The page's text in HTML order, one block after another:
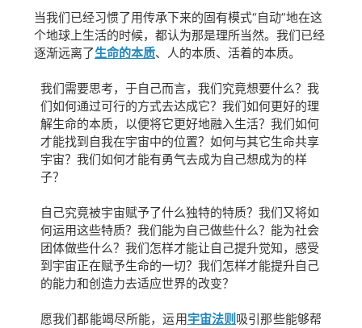
当我们已经习惯了用传承下来的固有模式“自动”地在这
个地球上生活的时候，都认为那是理所当然。我们已经
逐渐远离了生命的本质、人的本质、活着的本质。
我们需要思考，于自己而言，我们究竟想要什么？我
们如何通过可行的方式去达成它？我们如何更好的理
解生命的本质，以便将它更好地融入生活？我们如何
才能找到自我在宇宙中的位置？如何与其它生命共享
宇宙？我们如何才能有勇气去成为自己想成为的样
子？
自己究竟被宇宙赋予了什么独特的特质？我们又将如
何运用这些特质？我们能为自己做些什么？能为社会
团体做些什么？我们怎样才能让自己提升觉知，感受
到宇宙正在赋予生命的一切？我们怎样才能提升自己
的能力和创造力去适应世界的改变？
愿我们都能竭尽所能，运用宇宙法则 吸引那些能够帮